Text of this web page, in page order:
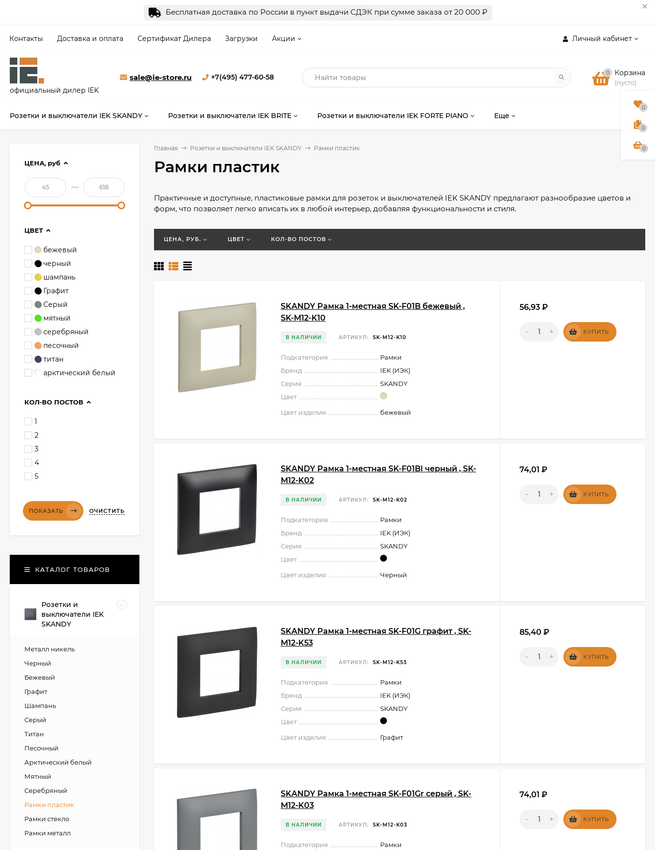
Бесплатная доставка по России в пункт выдачи СДЭК при сумме заказа от 20 000 ₽
Личный кабинет
Контакты Доставка и оплата Сертификат Дилера Загрузки Акции
официальный дилер IEK
sale@ie-store.ru +7(495) 477-60-58
0 Корзина
(пусто)
Розетки и выключатели IEK SKANDY Розетки и выключатели IEK BRITE Розетки и выключатели IEK FORTE PIANO Еще
Главная Розетки и выключатели IEK SKANDY Рамки пластик
Рамки пластик
Практичные и доступные, пластиковые рамки для розеток и выключателей IEK SKANDY предлагают разнообразие цветов и
форм, что позволяет легко вписать их в любой интерьер, добавляя функциональности и стиля.
ЦЕНА, РУБ. ЦВЕТ КОЛ-ВО ПОСТОВ
SKANDY Рамка 1-местная SK-F01B бежевый ,
SK-M12-K10
В НАЛИЧИИ АРТИКУЛ: SK-M12-K10
Подкатегория
Рамки
Бренд
IEK (ИЭК)
Серия
SKANDY
Цвет
Цвет изделия
бежевый
56,93 ₽
- + КУПИТЬ
SKANDY Рамка 1-местная SK-F01Bl черный , SK-
M12-K02
В НАЛИЧИИ АРТИКУЛ: SK-M12-K02
Подкатегория
Рамки
Бренд
IEK (ИЭК)
Серия
SKANDY
Цвет
Цвет изделия
Черный
74,01 ₽
- + КУПИТЬ
SKANDY Рамка 1-местная SK-F01G графит , SK-
M12-K53
В НАЛИЧИИ АРТИКУЛ: SK-M12-K53
Подкатегория
Рамки
Бренд
IEK (ИЭК)
Серия
SKANDY
Цвет
Цвет изделия
Графит
85,40 ₽
- + КУПИТЬ
SKANDY Рамка 1-местная SK-F01Gr серый , SK-
M12-K03
В НАЛИЧИИ АРТИКУЛ: SK-M12-K03
Подкатегория
Рамки
74,01 ₽
- + КУПИТЬ
ЦЕНА, руб
—
ЦВЕТ
бежевый
черный
шампань
Графит
Серый
мятный
серебряный
песочный
титан
арктический белый
КОЛ-ВО ПОСТОВ
1
2
3
4
5
ПОКАЗАТЬ ОЧИСТИТЬ
КАТАЛОГ ТОВАРОВ
Розетки и
выключатели IEK
SKANDY
Металл никель
Черный
Бежевый
Графит
Шампань
Серый
Титан
Песочный
Арктический белый
Мятный
Серебряный
Рамки пластик
Рамки стекло
Рамки металл
0
0
0